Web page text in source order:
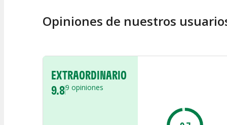
Opiniones de nuestros
EXTRAORDINARIO
9.89 opiniones